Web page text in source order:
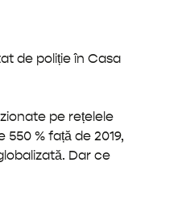
de poliție în Casa
pe rețelele
% față de 2019,
Dar ce